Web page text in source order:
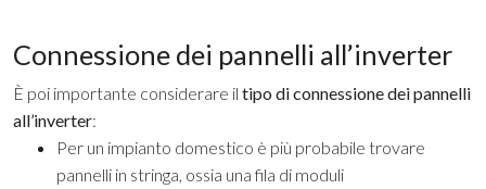
Connessione dei pannelli all’inverter
È poi importante considerare il tipo di connessione dei pannelli
all’inverter:
Per un impianto domestico è più probabile trovare
pannelli in stringa, ossia una fila di moduli